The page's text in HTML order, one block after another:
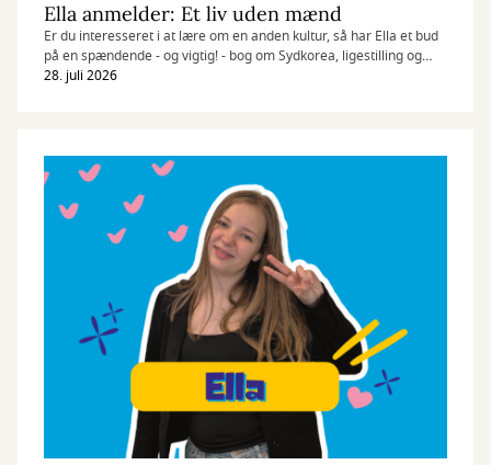
Ella anmelder: Et liv uden mænd
Er du interesseret i at lære om en anden kultur, så har Ella et bud
på en spændende - og vigtig! - bog om Sydkorea, ligestilling og
kønsdebat.
28. juli 2026